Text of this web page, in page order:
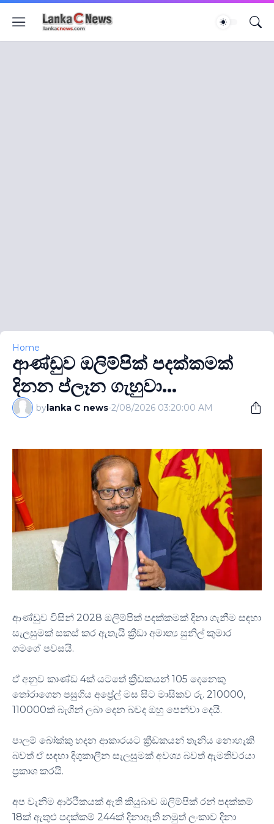
Home
ආණ්ඩුව ඔලිම්පික් පදක්කමක්
දිනන ප්ලෑන ගැහුවා...
bylanka C news-2/08/2026 03:20:00 AM
ආණ්ඩුව විසින් 2028 ඔලිම්පික් පදක්කමක් දිනා ගැනීම සඳහා
සැලසුමක් සකස් කර ඇතැයි ක්‍රීඩා අමාත්‍ය සුනිල් කුමාර
ගමගේ පවසයි.
ඒ අනුව කාණ්ඩ 4ක් යටතේ ක්‍රීඩකයන් 105 දෙනෙකු
තෝරාගෙන පසුගිය අප්‍රේල් මස සිට මාසිකව රු. 210000,
110000ක් බැගින් ලබා දෙන බවද ඔහු පෙන්වා දෙයි.
පාලම් බෝක්කු හදන ආකාරයට ක්‍රීඩකයන් තැනිය නොහැකි
බවත් ඒ සඳහා දිගුකාලීන සැලසුමක් අවශ්‍ය බවත් ඇමතිවරයා
ප්‍රකාශ කරයි.
අප වැනිම ආර්ථිකයක් ඇති කියුබාව ඔලිම්පික් රන් පදක්කම්
18ක් ඇතුළු පදක්කම් 244ක් දිනාඇති නමුත් ලංකාව දිනා